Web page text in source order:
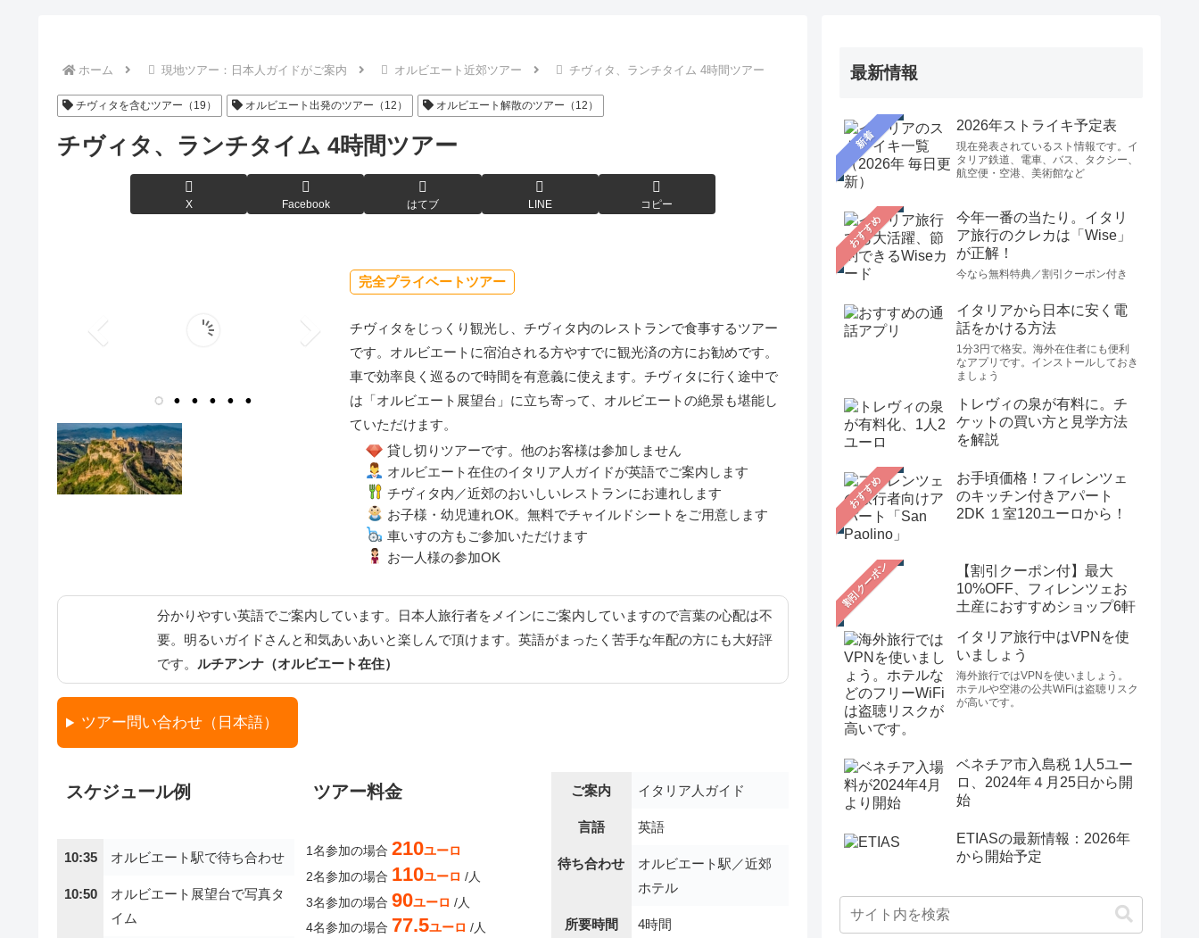
ホーム 現地ツアー：日本人ガイドがご案内 オルビエート近郊ツアー チヴィタ、ランチタイム 4時間ツアー
チヴィタを含むツアー（19） オルビエート出発のツアー（12） オルビエート解散のツアー（12）
チヴィタ、ランチタイム 4時間ツアー
X Facebook はてブ LINE コピー
完全プライベートツアー
チヴィタをじっくり観光し、チヴィタ内のレストランで食事するツアー
です。オルビエートに宿泊される方やすでに観光済の方にお勧めです。
車で効率良く巡るので時間を有意義に使えます。チヴィタに行く途中で
は「オルビエート展望台」に立ち寄って、オルビエートの絶景も堪能し
ていただけます。
貸し切りツアーです。他のお客様は参加しません
オルビエート在住のイタリア人ガイドが英語でご案内します
チヴィタ内／近郊のおいしいレストランにお連れします
お子様・幼児連れOK。無料でチャイルドシートをご用意します
車いすの方もご参加いただけます
お一人様の参加OK
分かりやすい英語でご案内しています。日本人旅行者をメインにご案内していますので言葉の心配は不
要。明るいガイドさんと和気あいあいと楽しんで頂けます。英語がまったく苦手な年配の方にも大好評
です。 ルチアンナ（オルビエート在住）
ツアー問い合わせ（日本語）
スケジュール例
10:35 オルビエート駅で待ち合わせ
10:50
オルビエート展望台で写真タ
イム
ツアー料金
1名参加の場合210ユーロ
2名参加の場合 110ユーロ /人
3名参加の場合90ユーロ /人
4名参加の場合 77.5ユーロ /人
ご案内 イタリア人ガイド
言語 英語
待ち合わせ
オルビエート駅／近郊
ホテル
所要時間 4時間
最新情報
新着
2026年ストライキ予定表
現在発表されているスト情報です。イ
タリア鉄道、電車、バス、タクシー、
航空便・空港、美術館など
おすすめ
今年一番の当たり。イタリ
ア旅行のクレカは「Wise」
が正解！
今なら無料特典／割引クーポン付き
イタリアから日本に安く電
話をかける方法
1分3円で格安。海外在住者にも便利
なアプリです。インストールしておき
ましょう
トレヴィの泉が有料に。チ
ケットの買い方と見学方法
を解説
おすすめ
お手頃価格！フィレンツェ
のキッチン付きアパート
2DK １室120ユーロから！
【割引クーポン付】最大
10%OFF、フィレンツェお
土産におすすめショップ6軒
イタリア旅行中はVPNを使
いましょう
海外旅行ではVPNを使いましょう。
ホテルや空港の公共WiFiは盗聴リスク
が高いです。
ベネチア市入島税 1人5ユー
ロ、2024年４月25日から開
始
ETIASの最新情報：2026年
から開始予定